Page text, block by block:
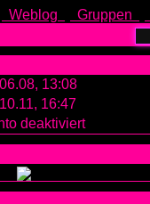
Weblog Gruppen
13:08
16:47
deaktiviert